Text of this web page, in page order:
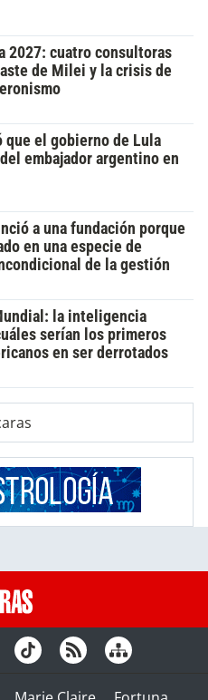
2027: cuatro consultoras
de Milei y la crisis de
que el gobierno de Lula
embajador argentino en
a una fundación porque
en una especie de
de la gestión
la inteligencia
serían los primeros
en ser derrotados